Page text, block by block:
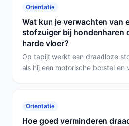
merkbaar luider maar leveren
voor hardnekkige hondenharen.
Orientatie
Wat kun je verwachten van
stofzuiger bij hondenharen
harde vloer?
Op tapijt werkt een draadloze
als hij een motorische borstel en
harde vloeren en wil je ook
Roborock F25 ACE Combo de
Orientatie
Hoe goed verminderen